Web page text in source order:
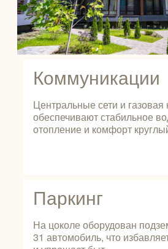
Паркинг
На цоколе оборудован
31 автомобиль, что
Коммуникации
Центральные сети и газовая
обеспечивают стабильное
отопление и комфорт